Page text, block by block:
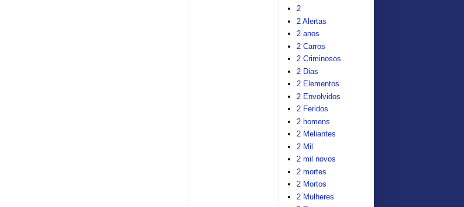
2
2 Alertas
2 anos
2 Carros
2 Criminosos
2 Dias
2 Elementos
2 Envolvidos
2 Feridos
2 homens
2 Meliantes
2 Mil
2 mil novos
2 mortes
2 Mortos
2 Mulheres